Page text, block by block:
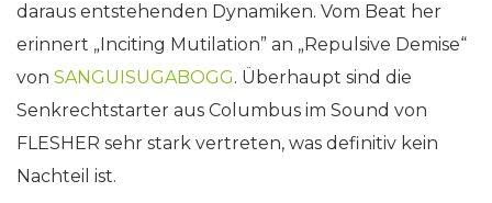
daraus entstehenden Dynamiken. Vom Beat her
erinnert „Inciting Mutilation” an „Repulsive Demise“
von SANGUISUGABOGG. Überhaupt sind die
Senkrechtstarter aus Columbus im Sound von
FLESHER sehr stark vertreten, was definitiv kein
Nachteil ist.